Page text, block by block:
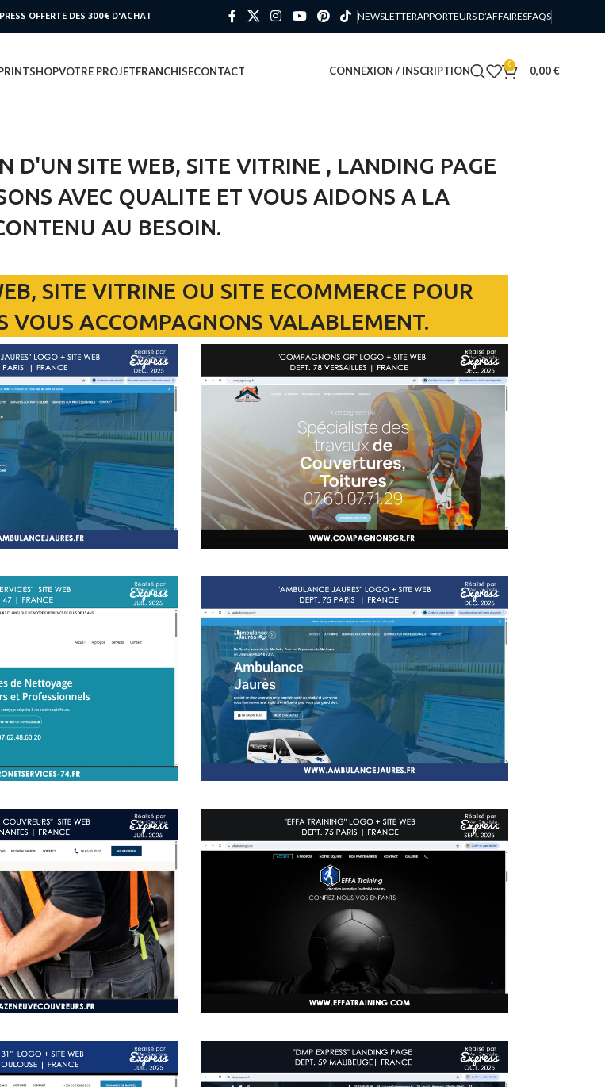
OFFERTE DES 300€ D'ACHAT NEWSLETTERAPPORTEURS D’AFFAIRESFAQS
SHOPVOTRE PROJETFRANCHISECONTACT CONNEXION / INSCRIPTION 0 0,00€
D'UN SITE WEB, SITE VITRINE , LANDING PAGE
AVEC QUALITE ET VOUS AIDONS A LA
AU BESOIN.
SITE VITRINE OU SITE ECOMMERCE POUR
VOUS ACCOMPAGNONS VALABLEMENT.